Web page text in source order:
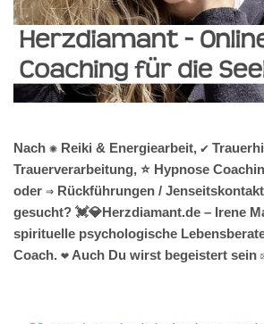
Nach ✺ Reiki & Energiearbeit, ✔️
Trauerverarbeitung, ⭐ Hypnose
oder ⇒ Rückführungen /
gesucht? 💓️💎Herzdiamant.de – Irene
spirituelle psychologische
Coach. ❤ Auch Du wirst begeistert sein